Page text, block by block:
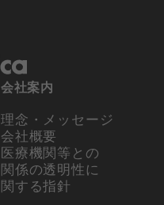
会社案内
理念・メッセージ
会社概要
医療機関等との
関係の透明性に
関する指針